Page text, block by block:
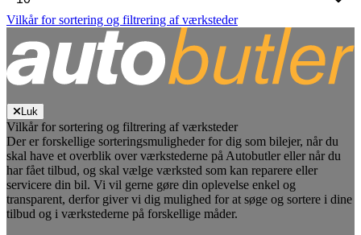
Vilkår for sortering og filtrering af værksteder
Luk
Vilkår for sortering og filtrering af værksteder
Der er forskellige sorteringsmuligheder for dig som bilejer, når du
skal have et overblik over værkstederne på Autobutler eller når du
har fået tilbud, og skal vælge værksted som kan reparere eller
servicere din bil. Vi vil gerne gøre din oplevelse enkel og
transparent, derfor giver vi dig mulighed for at søge og sortere i dine
tilbud og i værkstederne på forskellige måder.